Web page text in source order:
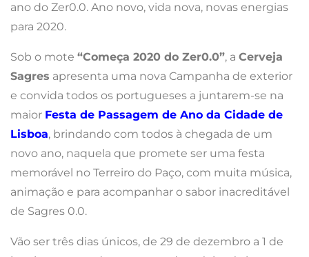
ano do Zer0.0. Ano novo, vida nova, novas energias
para 2020.
Sob o mote “Começa 2020 do Zer0.0”, a Cerveja
Sagres apresenta uma nova Campanha de exterior
e convida todos os portugueses a juntarem-se na
maior Festa de Passagem de Ano da Cidade de
Lisboa, brindando com todos à chegada de um
novo ano, naquela que promete ser uma festa
memorável no Terreiro do Paço, com muita música,
animação e para acompanhar o sabor inacreditável
de Sagres 0.0.
Vão ser três dias únicos, de 29 de dezembro a 1 de